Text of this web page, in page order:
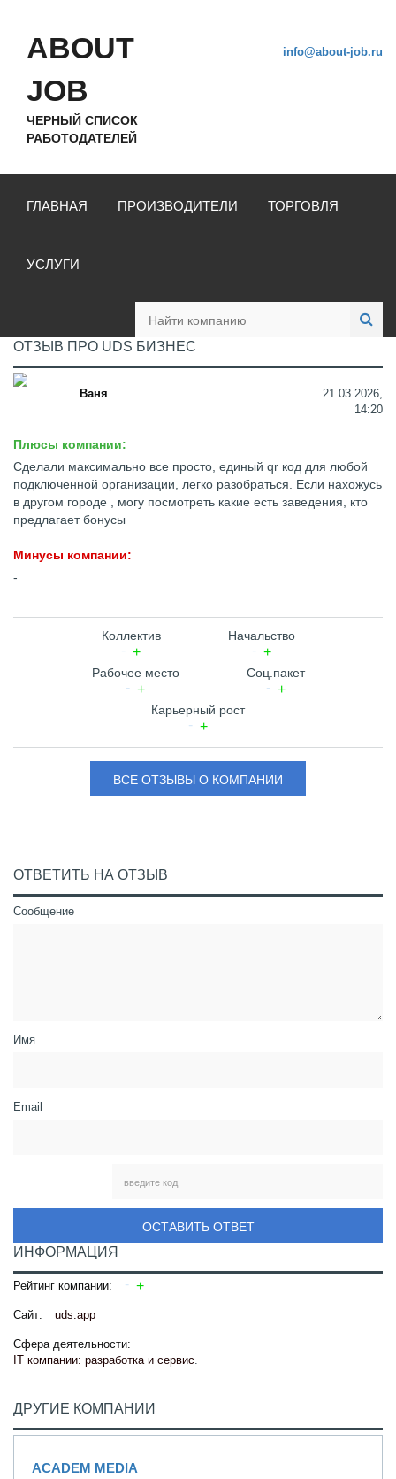
ABOUT
JOB
ЧЕРНЫЙ СПИСОК
РАБОТОДАТЕЛЕЙ
info@about-job.ru
ГЛАВНАЯ ПРОИЗВОДИТЕЛИ ТОРГОВЛЯ
УСЛУГИ
ОТЗЫВ ПРО UDS БИЗНЕС
Ваня
21.03.2026,
14:20
Плюсы компании:
Сделали максимально все просто, единый qr код для любой
подключенной организации, легко разобраться. Если нахожусь
в другом городе , могу посмотреть какие есть заведения, кто
предлагает бонусы
Минусы компании:
-
Коллектив Начальство
Рабочее место Соц.пакет
Карьерный рост
ВСЕ ОТЗЫВЫ О КОМПАНИИ
ОТВЕТИТЬ НА ОТЗЫВ
Сообщение
Имя
Email
ОСТАВИТЬ ОТВЕТ
ИНФОРМАЦИЯ
Рейтинг компании:
Сайт: uds.app
Сфера деятельности:
IT компании: разработка и сервис.
ДРУГИЕ КОМПАНИИ
ACADEM MEDIA